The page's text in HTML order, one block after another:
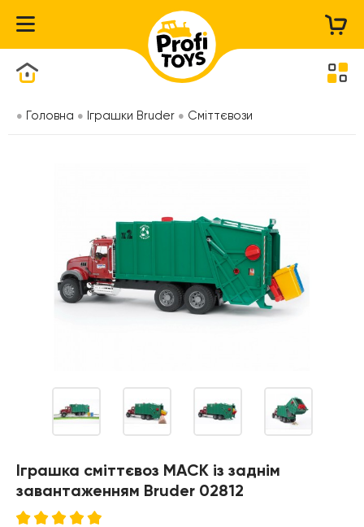
Головна Іграшки Bruder Сміттєвози
Іграшка сміттєвоз MACK із заднім
завантаженням Bruder 02812
Каталог товарів